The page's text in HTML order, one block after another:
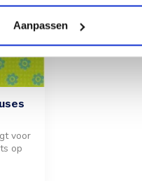
Aanpassen
voor
op